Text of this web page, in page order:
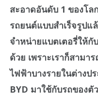
สะอาดอันดับ 1 ของโล
รถยนต์แบบสำเร็จรูปแ
จำหน่ายแบตเตอรี่ให้
ด้วย เพราะเราก็สามา
ไฟฟ้าบางรายในต่างป
BYD มาใช้กับรถของตั